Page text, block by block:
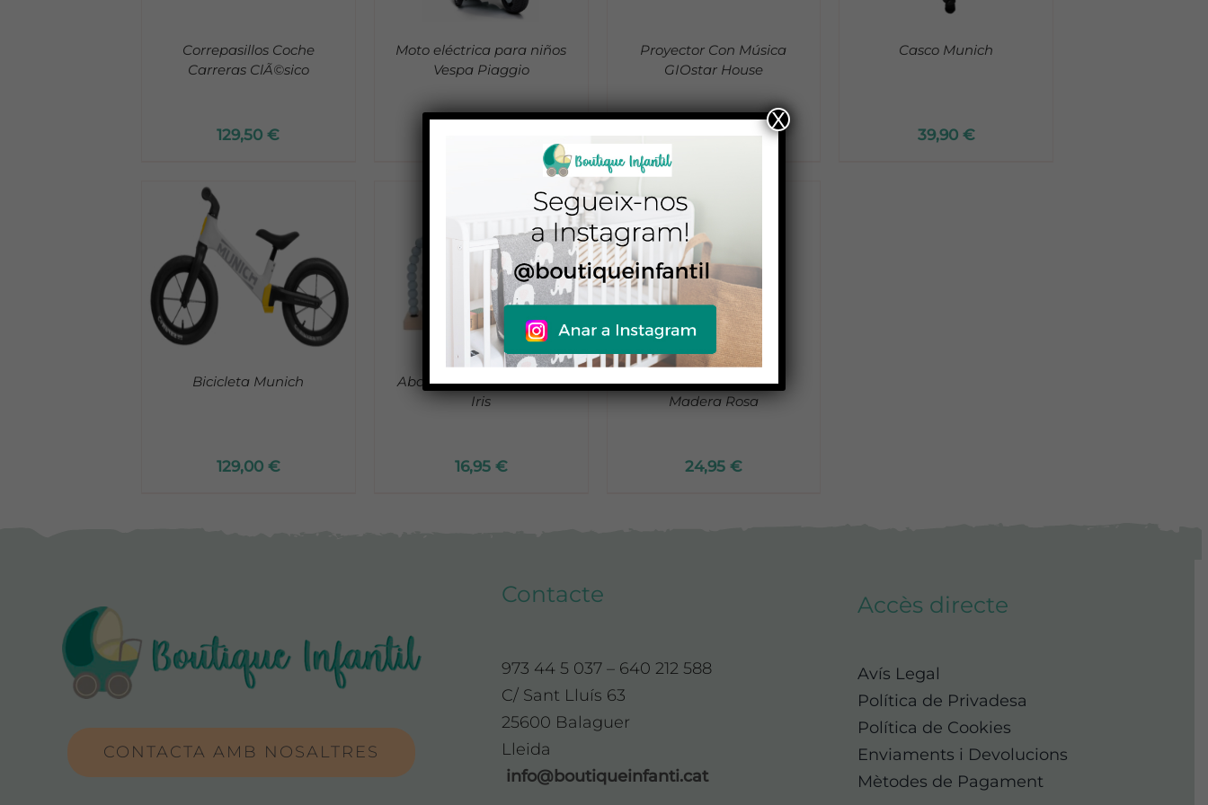
Correpasillos Coche
Carreras ClÃ©sico
129,50€
Moto eléctrica para niños
Vespa Piaggio
Proyector Con Música
GIOstar House
€
Casco Munich
39,90 €
Bicicleta Munich
129,00 €
ADD TO CART /
DETALLES
Abacus Little Dutch Arco
Iris
16,95 €
ADD TO CART
/
DETALLES
Arco Iris Little Dutch
Madera Rosa
24,95 €
CONTACTA AMB NOSALTRES
Contacte
973 44 5 037 – 640 212 588
C/ Sant Lluís 63
25600 Balaguer
Lleida
info@boutiqueinfanti.cat
Accès directe
Avís Legal
Política de Privadesa
Política de Cookies
Enviaments i Devolucions
Mètodes de Pagament
X